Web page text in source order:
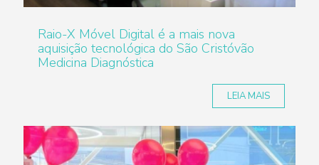
Raio-X Móvel Digital é a mais nova
aquisição tecnológica do São Cristóvão
Medicina Diagnóstica
LEIA MAIS